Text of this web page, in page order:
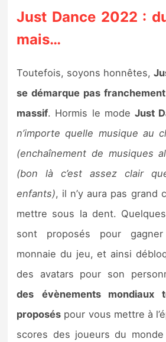
Just Dance 2022 :
mais…
Toutefois, soyons honnêtes,
se démarque pas
massif. Hormis le modeJust
n’importe quelle musique au
(enchaînement de musiques
(bon là c’est assez clair
enfants), il n’y aura pas grand
mettre sous la dent.
sont proposés pour
monnaie du jeu, et ainsi
des avatars pour son
des
évènements mondiaux
proposés pour vous mettre à
scores des joueurs du